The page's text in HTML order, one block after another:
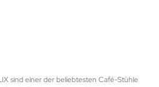
sind einer der beliebtesten Café-Stühle